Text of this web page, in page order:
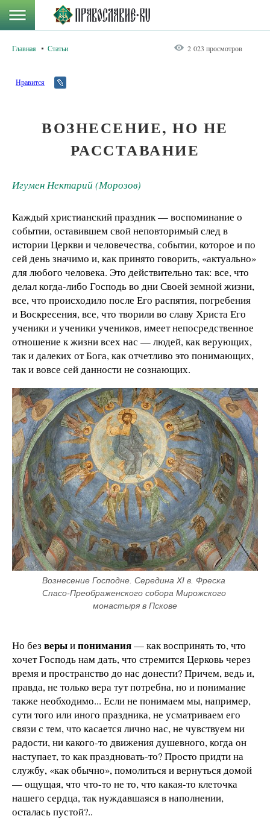
Главная Статьи 2 023 просмотров
Нравится
ВОЗНЕСЕНИЕ, НО НЕ
РАССТАВАНИЕ
Игумен Нектарий (Морозов)
Каждый христианский праздник — воспоминание о
событии, оставившем свой неповторимый след в
истории Церкви и человечества, событии, которое и по
сей день значимо и, как принято говорить, «актуально»
для любого человека. Это действительно так: все, что
делал когда-либо Господь во дни Своей земной жизни,
все, что происходило после Его распятия, погребения
и Воскресения, все, что творили во славу Христа Его
ученики и ученики учеников, имеет непосредственное
отношение к жизни всех нас — людей, как верующих,
так и далеких от Бога, как отчетливо это понимающих,
так и вовсе сей данности не сознающих.
Вознесение Господне. Середина XI в. Фреска
Спасо-Преображенского собора Мирожского
монастыря в Пскове
Но без верыипонимания— как воспринять то, что
хочет Господь нам дать, что стремится Церковь через
время и пространство до нас донести? Причем, ведь и,
правда, не только вера тут потребна, но и понимание
также необходимо... Если не понимаем мы, например,
сути того или иного праздника, не усматриваем его
связи с тем, что касается лично нас, не чувствуем ни
радости, ни какого-то движения душевного, когда он
наступает, то как праздновать-то? Просто придти на
службу, «как обычно», помолиться и вернуться домой
— ощущая, что что-то не то, что какая-то клеточка
нашего сердца, так нуждавшаяся в наполнении,
осталась пустой?..